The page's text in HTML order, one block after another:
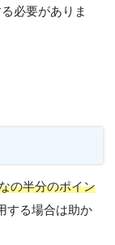
必要がありま
の半分のポイン
する場合は助か